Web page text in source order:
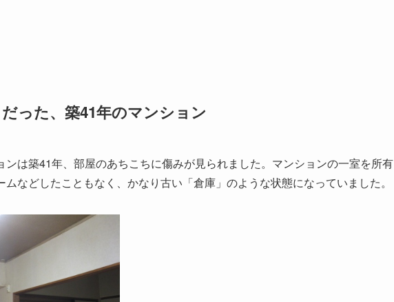
った、築41年のマンション
は築41年、部屋のあちこちに傷みが見られました。マンションの一室を所有
などしたこともなく、かなり古い「倉庫」のような状態になっていました。